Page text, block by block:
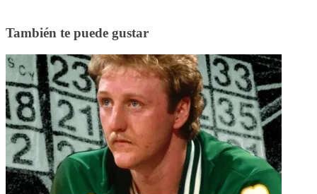
También te puede gustar